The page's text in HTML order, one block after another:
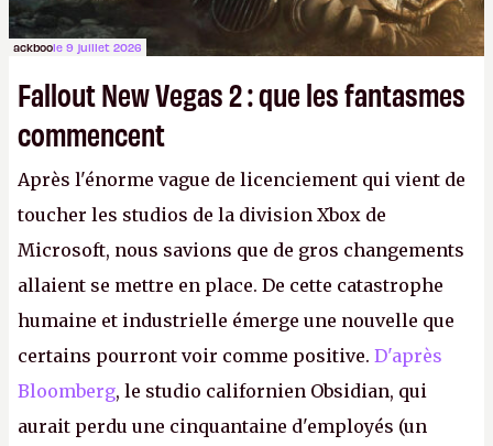
ackboole 9 juillet 2026
Fallout New Vegas 2 : que les fantasmes
commencent
Après l'énorme vague de licenciement qui vient de
toucher les studios de la division Xbox de
Microsoft, nous savions que de gros changements
allaient se mettre en place. De cette catastrophe
humaine et industrielle émerge une nouvelle que
certains pourront voir comme positive. D'après
Bloomberg, le studio californien Obsidian, qui
aurait perdu une cinquantaine d'employés (un